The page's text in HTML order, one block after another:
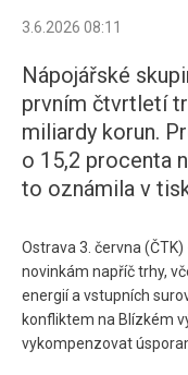
3.6.2026 08:11
Nápojářské
prvním čtvrtletí
miliardy korun.
o 15,2 procenta
to oznámila v
Ostrava 3. června
novinkám napříč trhy,
energií a vstupních
konfliktem na Blízkém
vykompenzovat